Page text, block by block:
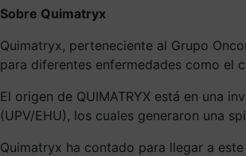
Sobre Quimatryx
Quimatryx, perteneciente al Grupo
para diferentes enfermedades como el
El origen de QUIMATRYX está en una
(UPV/EHU), los cuales generaron una
Quimatryx ha contado para llegar a